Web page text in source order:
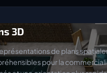
3D
de plans
pour la